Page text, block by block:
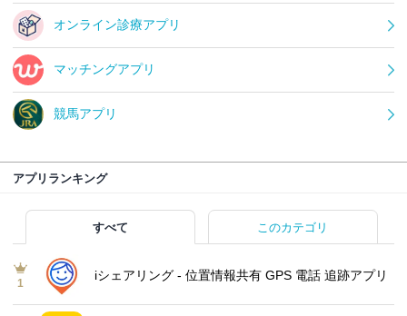
オンライン診療アプリ
マッチングアプリ
競馬アプリ
アプリランキング
すべて このカテゴリ
1
iシェアリング - 位置情報共有 GPS 電話 追跡アプリ